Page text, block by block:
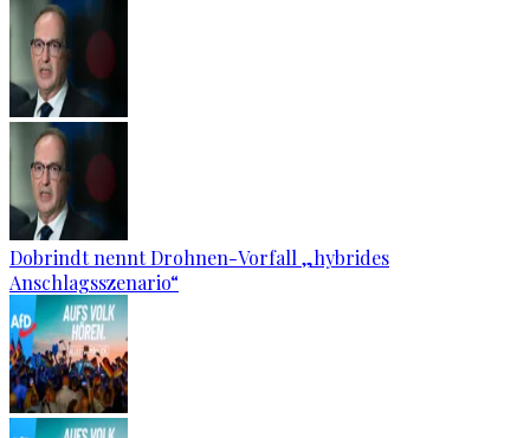
Dobrindt nennt Drohnen-Vorfall „hybrides
Anschlagsszenario“